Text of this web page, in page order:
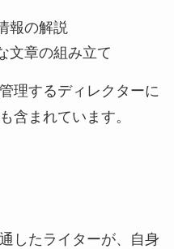
報の解説
文章の組み立て
理するディレクターに
含まれています。
したライターが、自身